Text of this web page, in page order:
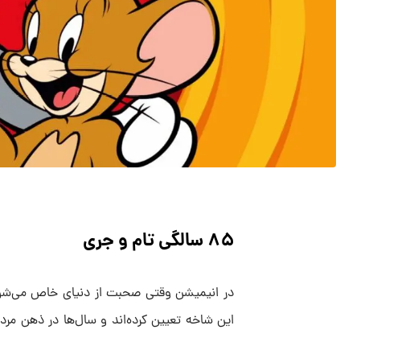
۸۵ سالگی تام و جری
در انیمیشن وقتی صحبت از دنیای خاص
این شاخه تعیین کرده‌اند و سال‌ها در ذهن